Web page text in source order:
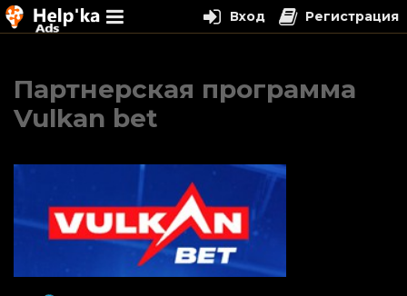
содержимому
Партнерская программа
Vulkan bet
Вход Регистрация